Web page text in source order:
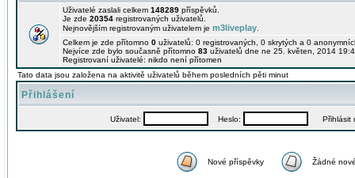
Uživatelé zaslali celkem 148289 příspěvků.
Je zde 20354 registrovaných uživatelů.
Nejnovějším registrovaným uživatelem je m3liveplay
Celkem je zde přítomno 0 uživatelů: 0 registrovaných, 0 skrytých a 0
Nejvíce zde bylo současně přítomno 83 uživatelů dne ne 25. květen, 2014
Registrovaní uživatelé: nikdo není přítomen
Tato data jsou založena na aktivitě uživatelů během posledních pěti minut
Přihlášení
Uživatel: Heslo: Přihlásit
Nové příspěvky Žádné